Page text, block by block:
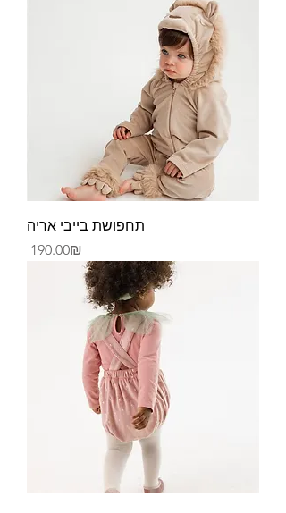
תחפושת בייבי אריה
Price
‏190.00 ‏₪